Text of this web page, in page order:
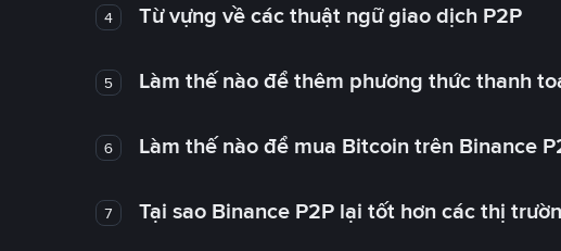
4 Từ vựng về các thuật ngữ giao dịch P2P
5 Làm thế nào để thêm phương thức thanh
6 Làm thế nào để mua Bitcoin trên Binance
7 Tại sao Binance P2P lại tốt hơn các thị